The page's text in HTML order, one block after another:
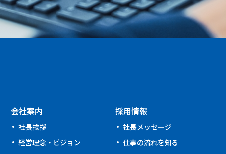
会社案内
社長挨拶
経営理念・ビジョン
採用情報
社⾧メッセージ
仕事の流れを知る